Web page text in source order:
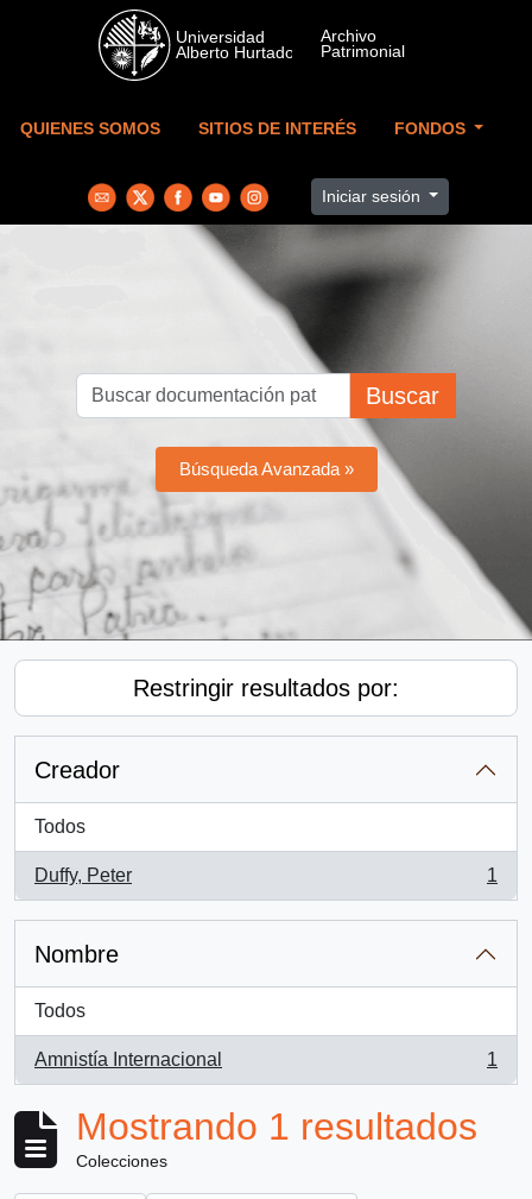
Skip to main content
QUIENES SOMOS SITIOS DE INTERÉS FONDOS
Iniciar sesión
Buscar
Búsqueda Avanzada »
Restringir resultados por:
Creador
Todos
Duffy, Peter
, 1 resultados
1
Nombre
Todos
Amnistía Internacional
, 1 resultados
1
Mostrando 1 resultados
Colecciones